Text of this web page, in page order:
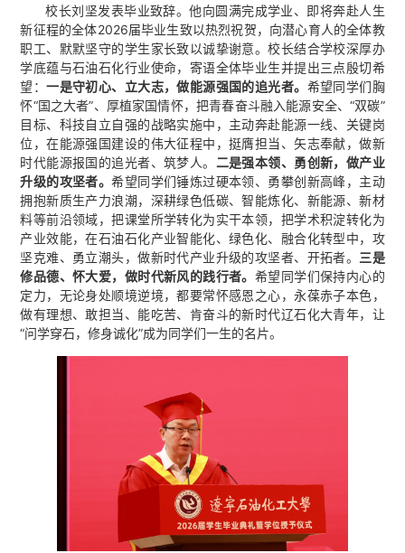
校长刘坚发表毕业致辞。他向圆满完成学业、即将奔赴人生
新征程的全体2026届毕业生致以热烈祝贺，向潜心育人的全体教
职工、默默坚守的学生家长致以诚挚谢意。校长结合学校深厚办
学底蕴与石油石化行业使命，寄语全体毕业生并提出三点殷切希
望：一是守初心、立大志，做能源强国的追光者。 希望同学们胸
怀“国之大者”、厚植家国情怀，把青春奋斗融入能源安全、“双碳”
目标、科技自立自强的战略实施中，主动奔赴能源一线、关键岗
位，在能源强国建设的伟大征程中，挺膺担当、矢志奉献，做新
时代能源报国的追光者、筑梦人。 二是强本领、勇创新，做产业
升级的攻坚者。希望同学们锤炼过硬本领、勇攀创新高峰，主动
拥抱新质生产力浪潮，深耕绿色低碳、智能炼化、新能源、新材
料等前沿领域，把课堂所学转化为实干本领，把学术积淀转化为
产业效能，在石油石化产业智能化、绿色化、融合化转型中，攻
坚克难、勇立潮头，做新时代产业升级的攻坚者、开拓者。 三是
修品德、怀大爱，做时代新风的践行者。 希望同学们保持内心的
定力，无论身处顺境逆境，都要常怀感恩之心，永葆赤子本色，
做有理想、敢担当、能吃苦、肯奋斗的新时代辽石化大青年，让
“问学穿石，修身诚化”成为同学们一生的名片。